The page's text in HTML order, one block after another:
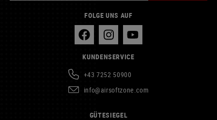
FOLGE UNS AUF
KUNDENSERVICE
+43 7252 50900
info@airsoftzone.com
GÜTESIEGEL